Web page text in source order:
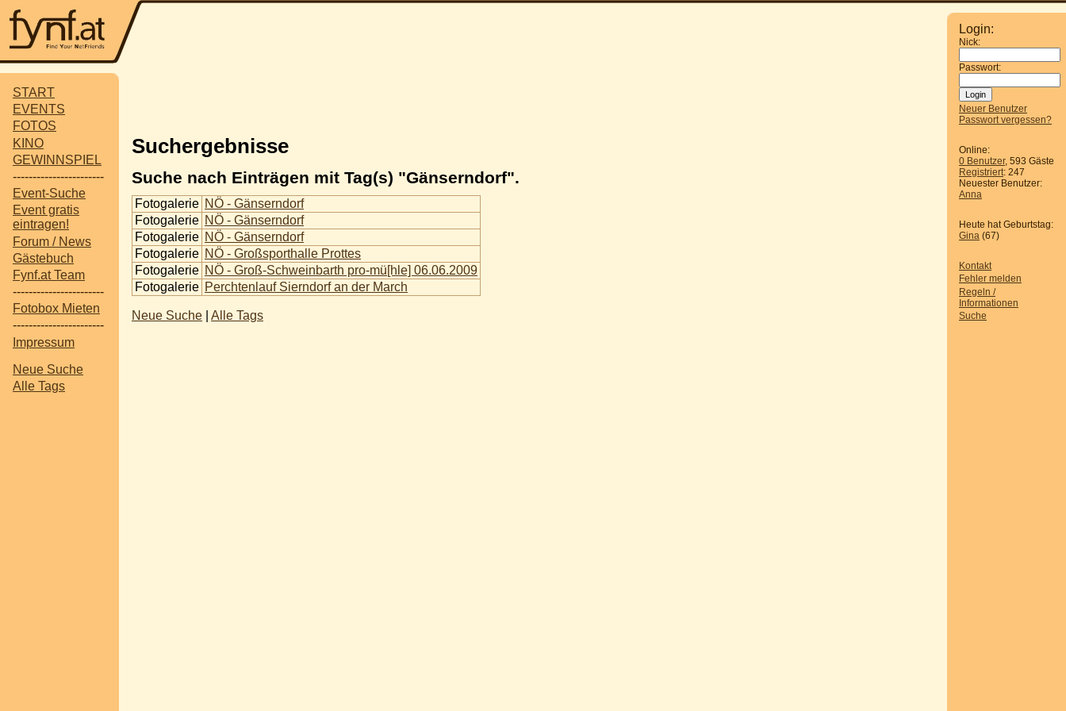
START
EVENTS
FOTOS
KINO
GEWINNSPIEL
-----------------------
Event-Suche
Event gratis
eintragen!
Forum / News
Gästebuch
Fynf.at Team
-----------------------
Fotobox Mieten
-----------------------
Impressum
Neue Suche
Alle Tags
Login:
Nick:
Passwort:
Neuer Benutzer
Passwort vergessen?
Online:
0 Benutzer, 593 Gäste
Registriert: 247
Neuester Benutzer:
Anna
Heute hat Geburtstag:
Gina (67)
Kontakt
Fehler melden
Regeln /
Informationen
Suche
Suchergebnisse
Suche nach Einträgen mit Tag(s) "Gänserndorf".
Fotogalerie NÖ - Gänserndorf
Fotogalerie NÖ - Gänserndorf
Fotogalerie NÖ - Gänserndorf
Fotogalerie NÖ - Großsporthalle Prottes
Fotogalerie NÖ - Groß-Schweinbarth pro-mü[hle] 06.06.2009
Fotogalerie Perchtenlauf Sierndorf an der March
Neue Suche Alle Tags